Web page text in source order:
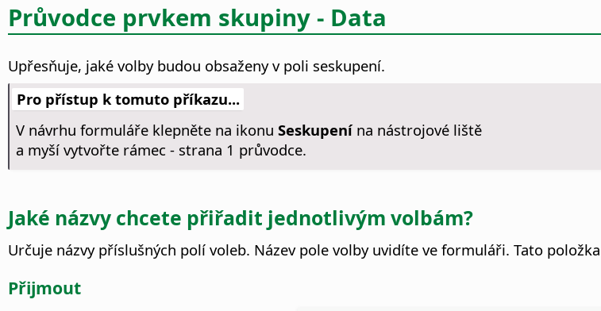
Průvodce prvkem skupiny - Data
Upřesňuje, jaké volby budou obsaženy v poli seskupení.
Pro přístup k tomuto příkazu...
V návrhu formuláře klepněte na ikonu Seskupenína nástrojové liště
a myší vytvořte rámec - strana 1 průvodce.
Jaké názvy chcete přiřadit jednotlivým volbám?
Určuje názvy příslušných polí voleb. Název pole volby uvidíte ve formuláři. Tato
Přijmout